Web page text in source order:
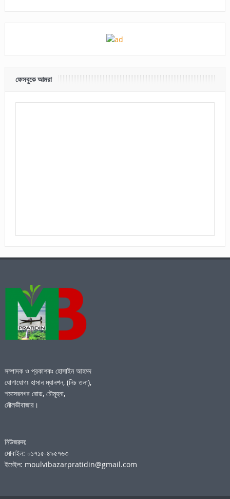
ফেসবুকে আমরা
সম্পাদক ও প্রকাশকঃ হোসাইন আহমদ
যোগাযোগঃ হাসান ম্যানশন, (নিচ তলা),
শমসেরনগর রোড, চৌমূহনা,
মৌলভীবাজার।
নিউজরুম:
মোবাইল: ০১৭১৫-৪৯৫৭৬৩
ইমেইল: moulvibazarpratidin@gmail.com